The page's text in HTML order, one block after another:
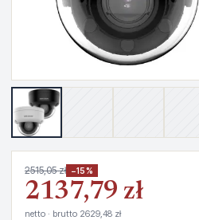
2515,05 zł −15%
2137,79 zł
netto · brutto 2629,48 zł